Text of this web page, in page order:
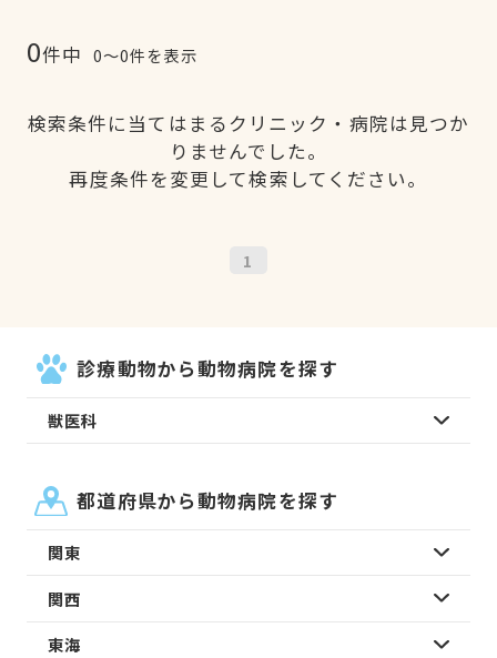
0件中 0〜0件を表示
検索条件に当てはまるクリニック・病院は見つか
りませんでした。
再度条件を変更して検索してください。
1
診療動物から動物病院を探す
獣医科
都道府県から動物病院を探す
関東
関西
東海